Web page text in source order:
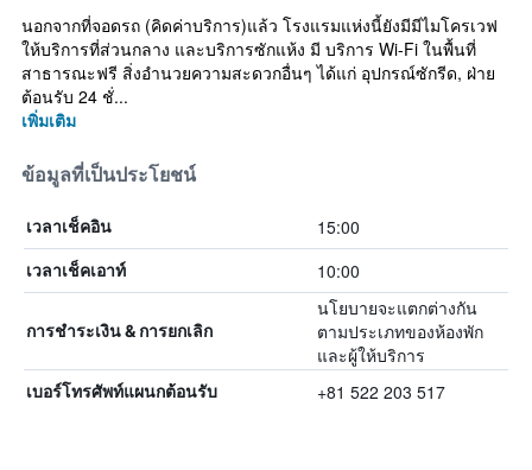
นอกจากที่จอดรถ (คิดค่าบริการ)แล้ว โรงแรมแห่งนี้ยังมีมีไมโครเวฟ
ให้บริการที่ส่วนกลาง และบริการซักแห้ง มี บริการ Wi-Fi ในพื้นที่
สาธารณะฟรี สิ่งอำนวยความสะดวกอื่นๆ ได้แก่ อุปกรณ์ซักรีด, ฝ่าย
ต้อนรับ 24 ชั่...
เพิ่มเติม
ข้อมูลที่เป็นประโยชน์
เวลาเช็คอิน 15:00
เวลาเช็คเอาท์ 10:00
การชำระเงิน & การยกเลิก
นโยบายจะแตกต่างกัน
ตามประเภทของห้องพัก
และผู้ให้บริการ
เบอร์โทรศัพท์แผนกต้อนรับ +81 522 203 517